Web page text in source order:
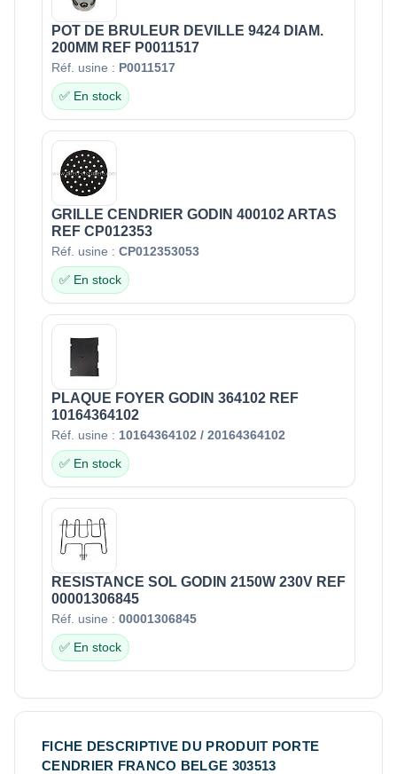
POT DE BRULEUR DEVILLE 9424 DIAM.
200MM REF P0011517
Réf. usine : P0011517
✅ En stock
GRILLE CENDRIER GODIN 400102 ARTAS
REF CP012353
Réf. usine : CP012353053
✅ En stock
PLAQUE FOYER GODIN 364102 REF
10164364102
Réf. usine : 10164364102 / 20164364102
✅ En stock
RESISTANCE SOL GODIN 2150W 230V REF
00001306845
Réf. usine : 00001306845
✅ En stock
FICHE DESCRIPTIVE DU PRODUIT PORTE
CENDRIER FRANCO BELGE 303513